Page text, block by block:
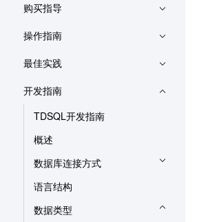
购买指导
操作指南
最佳实践
开发指南
TDSQL开发指南
概述
数据库连接方式
语言结构
数据类型